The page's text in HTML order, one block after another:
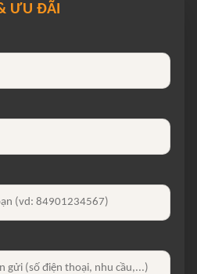
ƯU ĐÃI